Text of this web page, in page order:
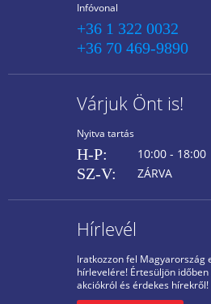
Infóvonal
+36 1 322 0032
+36 70 469-9890
Várjuk Önt is!
Nyitva tartás
H-P: 10:00 - 18:00
SZ-V: ZÁRVA
Hírlevél
Iratkozzon fel Magyarország
hírlevelére! Értesüljön
akciókról és érdekes hírekről!